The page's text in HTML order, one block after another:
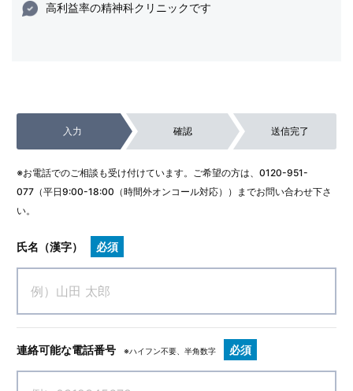
高利益率の精神科クリニックです
入力 確認 送信完了
※お電話でのご相談も受け付けています。ご希望の方は、 0120-951-
077 （平日9:00-18:00（時間外オンコール対応））までお問い合わせ下さ
い。
氏名（漢字） 必須
連絡可能な電話番号 ※ハイフン不要、半角数字 必須